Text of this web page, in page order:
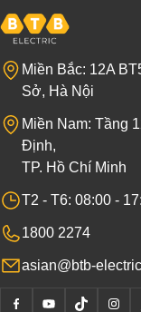
Miền Bắc: 12A
Sở, Hà Nội
Miền Nam: Tầng
Định,
TP. Hồ Chí Minh
T2 - T6: 08:00 -
1800 2274
asian@btb-